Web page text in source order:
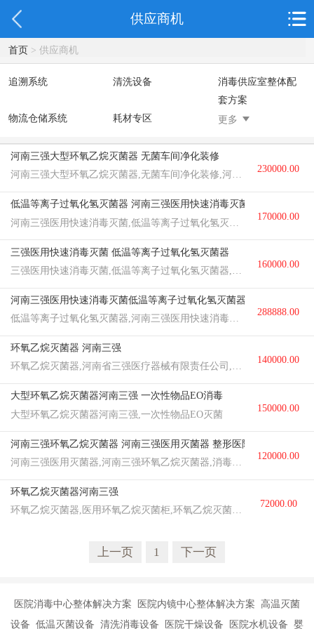
供应商机
首页> 供应商机
追溯系统 清洗设备
消毒供应室整体配
套方案
物流仓储系统
耗材专区
净化装修
氢灭菌器
环氧乙烷灭菌器
制药灭菌器
更多
河南三强大型环氧乙烷灭菌器 无菌车间净化装修
河南三强大型环氧乙烷灭菌器,无菌车间净化装修,河南三强医用消毒灭菌
230000.00
元/台
低温等离子过氧化氢灭菌器 河南三强医用快速消毒灭菌 消毒供应中心
河南三强医用快速消毒灭菌,低温等离子过氧化氢灭菌器,消毒中心整体配套方案
170000.00
元/台
三强医用快速消毒灭菌 低温等离子过氧化氢灭菌器
160000.00
元/台
河南三强医用快速消毒灭菌低温等离子过氧化氢灭菌器
288888.00
元/台
环氧乙烷灭菌器 河南三强
环氧乙烷灭菌器,河南省三强医疗器械有限责任公司,消毒中心整体配套方案
140000.00
元/台
大型环氧乙烷灭菌器河南三强 一次性物品EO消毒
大型环氧乙烷灭菌器河南三强,一次性物品EO灭菌
150000.00
元/台
河南三强环氧乙烷灭菌器 河南三强医用灭菌器 整形医院硅橡胶灭菌器
120000.00
元/台
环氧乙烷灭菌器河南三强
环氧乙烷灭菌器,医用环氧乙烷灭菌柜,环氧乙烷灭菌器整形美容院手术器械,河南三强
72000.00
上一页 1 下一页
医院消毒中心整体解决方案 医院内镜中心整体解决方案 高温灭菌
设备 低温灭菌设备 清洗消毒设备 医院干燥设备 医院水机设备 婴